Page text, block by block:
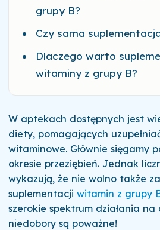
grupy B?
Czy sama
Dlaczego warto
witaminy z grupy B?
W aptekach dostępnych jest
diety, pomagających
witaminowe. Głównie sięgamy
okresie przeziębień. Jednak
wykazują, że nie wolno także
suplementacji witamin z grupy
szerokie spektrum działania na
niedobory są poważne!